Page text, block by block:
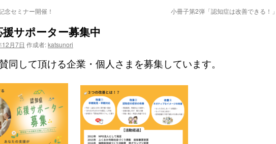
念セミナー開催！ 小冊子第2弾「認知症は改善できる！」
サポーター募集中
月7日 作成者:katsunori
同して頂ける企業・個人さまを募集しています。